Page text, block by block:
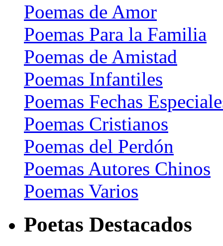
Poemas de Amor
Poemas Para la Familia
Poemas de Amistad
Poemas Infantiles
Poemas Fechas
Poemas Cristianos
Poemas del Perdón
Poemas Autores Chinos
Poemas Varios
Poetas Destacados